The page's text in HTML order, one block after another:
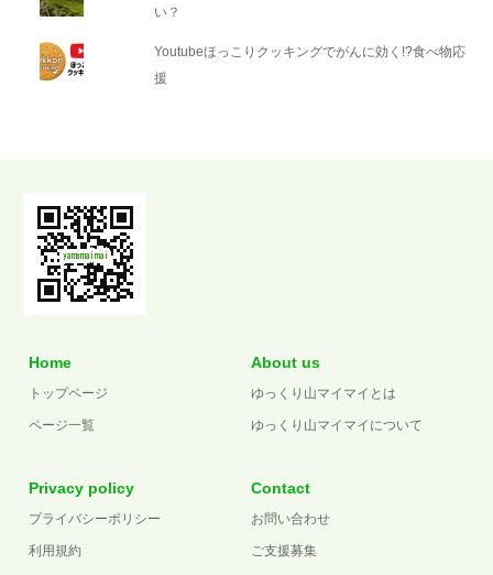
い？
Youtubeほっこりクッキングでがんに効く!?食べ物応
援
Home
トップページ
ページ一覧
About us
ゆっくり山マイマイとは
ゆっくり山マイマイについて
Privacy policy
プライバシーポリシー
利用規約
Contact
お問い合わせ
ご支援募集